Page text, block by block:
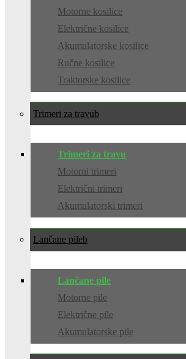
Motorne kosilice
Električne kosilice
Akumulatorske kosilice
Ručne kosilice
Traktorske kosilice
Trimeri za travu
Trimeri za travu
Motorni trimeri
Električni trimeri
Akumulatorski trimeri
Lančane pile
Lančane pile
Motorne pile
Električne pile
Akumulatorske pile